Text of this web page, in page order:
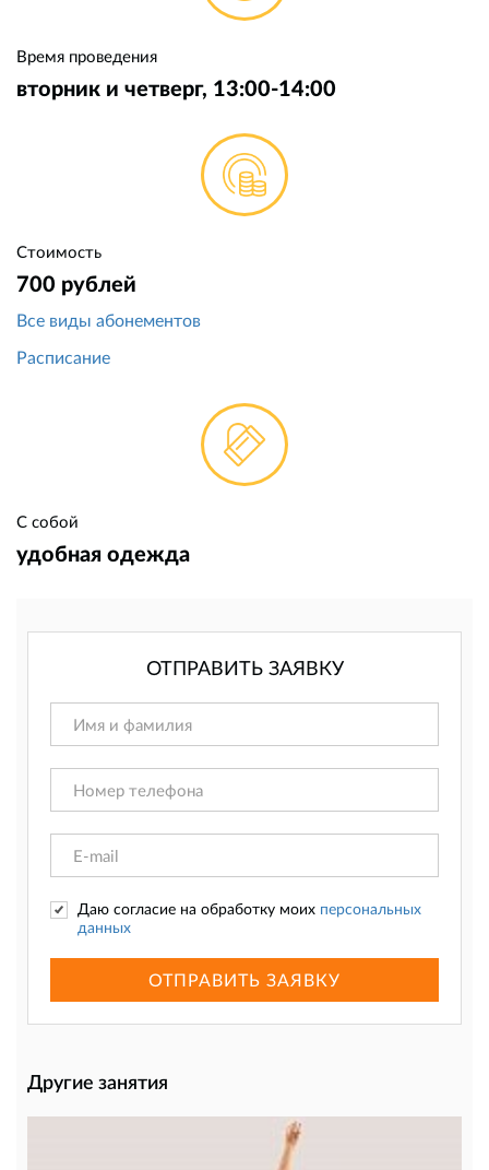
Время проведения
вторник и четверг, 13:00-14:00
Стоимость
700 рублей
Все виды абонементов
Расписание
С собой
удобная одежда
ОТПРАВИТЬ ЗАЯВКУ
Даю согласие на обработку моих персональных
данных
ОТПРАВИТЬ ЗАЯВКУ
Другие занятия